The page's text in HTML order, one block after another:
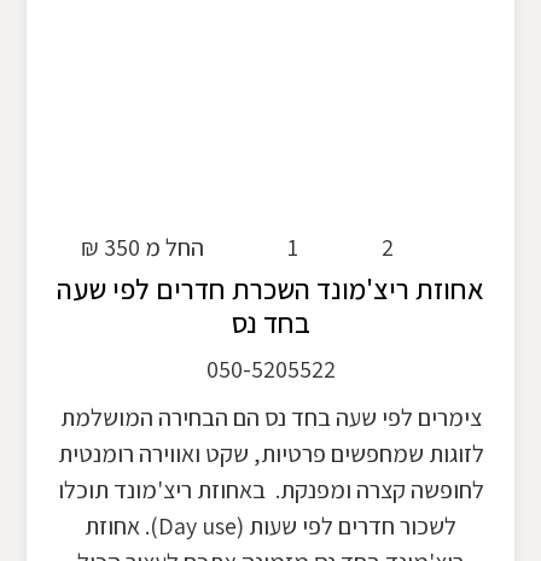
החל מ 350 ₪ 1 2
אחוזת ריצ'מונד השכרת חדרים לפי שעה
בחד נס
050-5205522
צימרים לפי שעה בחד נס הם הבחירה המושלמת
לזוגות שמחפשים פרטיות, שקט ואווירה רומנטית
לחופשה קצרה ומפנקת. באחוזת ריצ'מונד תוכלו
לשכור חדרים לפי שעות (Day use). אחוזת